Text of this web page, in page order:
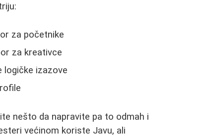
za početnike
za kreativce
logičke izazove
nešto da napravite pa to odmah i
većinom koriste Javu, ali